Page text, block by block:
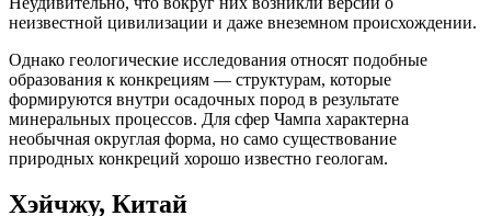
неизвестной цивилизации и даже внеземном происхождении.
Однако геологические исследования относят подобные
образования к конкрециям — структурам, которые
формируются внутри осадочных пород в результате
минеральных процессов. Для сфер Чампа характерна
необычная округлая форма, но само существование
природных конкреций хорошо известно геологам.
Хэйчжу, Китай